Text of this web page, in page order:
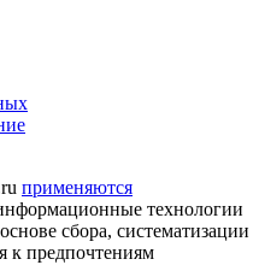
применяются
технологии
сбора, систематизации
к предпочтениям